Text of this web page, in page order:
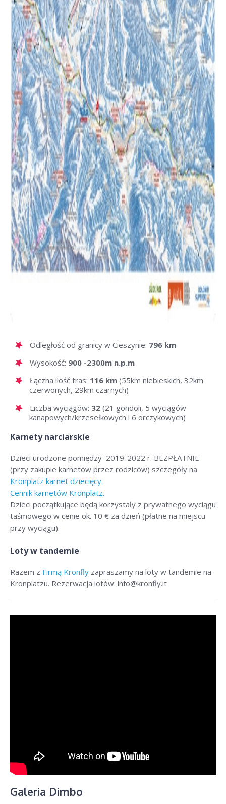
Odległość od granicy w Cieszynie: 796 km
Wysokość: 900 -2300m n.p.m
Łączna ilość tras: 116 km (55km niebieskich, 32km
czerwonych, 29km czarnych)
Liczba wyciągów: 32 (21 gondoli, 5 wyciągów
kanapowych/krzesełkowych i 6 orczykowych)
Karnety narciarskie
Dzieci urodzone pomiędzy 2019-2022 r. BEZPŁATNIE
(przy zakupie karnetów przez rodziców) szczegóły na
Kronplatz karnet dziecięcy.
Cennik karnetów Kronplatz.
Dzieci początkujące będą korzystały z prywatnego wyciągu
taśmowego w cenie ok. 10 € za dzień (płatne na miejscu
przy wyciągu).
Loty w tandemie
Razem z Firmą Kronfly zapraszamy na loty w tandemie na
Kronplatzu. Rezerwacja lotów: info@kronfly.it
Galeria Dimbo